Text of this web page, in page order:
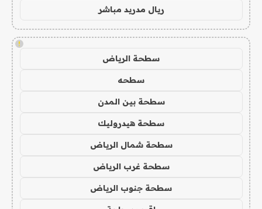
ريال مدريد مباشر
!
سطحة الرياض
سطحه
سطحة بين المدن
سطحة هيدروليك
سطحة شمال الرياض
سطحة غرب الرياض
سطحة جنوب الرياض